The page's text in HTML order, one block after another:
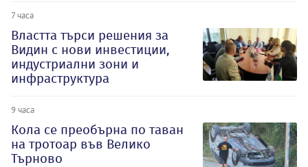
7 часа
Властта търси решения за
Видин с нови инвестиции,
индустриални зони и
инфраструктура
9 часа
Кола се преобърна по таван
на тротоар във Велико
Търново